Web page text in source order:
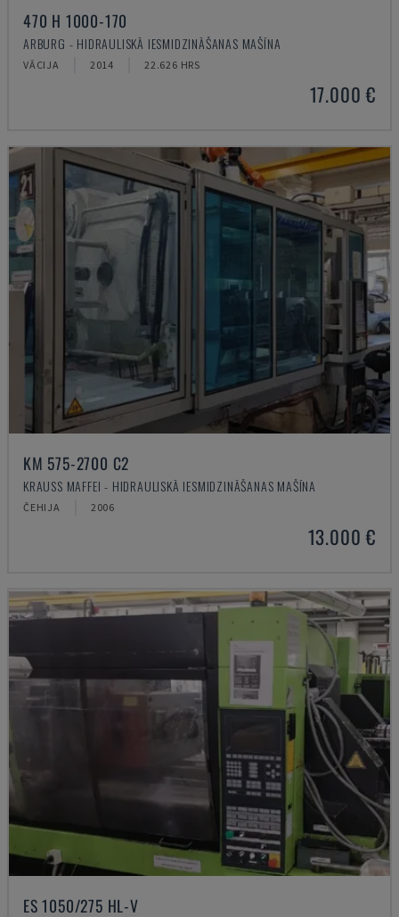
470 H 1000-170
ARBURG - HIDRAULISKĀ IESMIDZINĀŠANAS MAŠĪNA
VĀCIJA 2014 22.626 HRS
17.000 €
KM 575-2700 C2
KRAUSS MAFFEI - HIDRAULISKĀ IESMIDZINĀŠANAS MAŠĪNA
ČEHIJA 2006
13.000 €
ES 1050/275 HL-V